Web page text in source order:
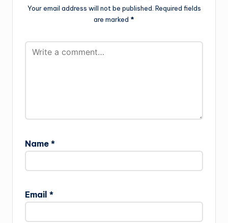
Your email address will not be published. Required fields
are marked *
Name *
Email *